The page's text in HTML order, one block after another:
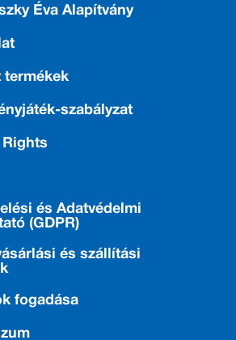
Éva Alapítvány
termékek
szabályzat
Rights
és Adatvédelmi
(GDPR)
és szállítási
fogadása